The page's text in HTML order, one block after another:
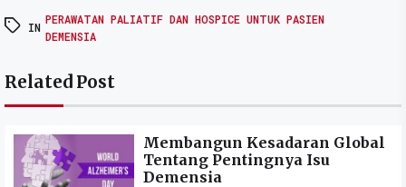
IN
PERAWATAN PALIATIF DAN HOSPICE UNTUK PASIEN
DEMENSIA
Related Post
Membangun Kesadaran Global
Tentang Pentingnya Isu
Demensia